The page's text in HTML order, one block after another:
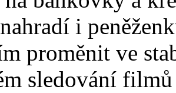
nahradí i
proměnit ve
sledování